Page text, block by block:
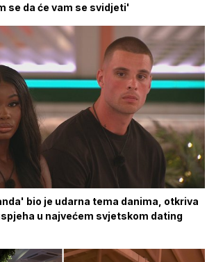
se da će vam se svidjeti'
bio je udarna tema danima, otkriva
u najvećem svjetskom dating